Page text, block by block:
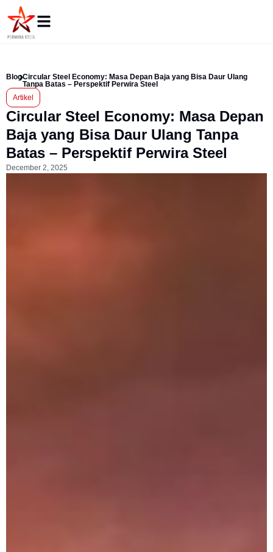
BlogCircular Steel Economy: Masa Depan Baja yang Bisa Daur Ulang
Tanpa Batas – Perspektif Perwira Steel
Artikel
Circular Steel Economy: Masa Depan
Baja yang Bisa Daur Ulang Tanpa
Batas – Perspektif Perwira Steel
December 2, 2025